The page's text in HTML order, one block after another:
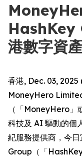
HashKey
港數字資
香港, Dec. 03,
MoneyHero
（「MoneyHero」
科技及 AI 驅動的個
紀服務提供商，今
Group（「